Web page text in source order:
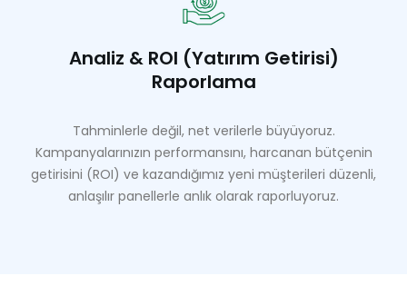
Analiz & ROI (Yatırım Getirisi)
Raporlama
Tahminlerle değil, net verilerle büyüyoruz.
Kampanyalarınızın performansını, harcanan bütçenin
getirisini (ROI) ve kazandığımız yeni müşterileri düzenli,
anlaşılır panellerle anlık olarak raporluyoruz.